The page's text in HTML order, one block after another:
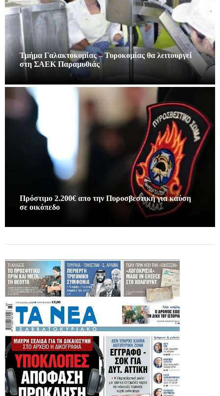
Τμήμα Γαλακτοκομίας – Τυροκομίας θα λειτουργεί
στη ΣΑΕΚ Παραμυθιάς
Πρόστιμο 2.200€ απο την Πυροσβεστική για καύση
σε οικόπεδο